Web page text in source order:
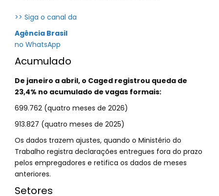
>> Siga o canal da
Agência Brasil
no WhatsApp
Acumulado
De janeiro a abril, o Caged registrou queda de
23,4% no acumulado de vagas formais:
699.762 (quatro meses de 2026)
913.827 (quatro meses de 2025)
Os dados trazem ajustes, quando o Ministério do
Trabalho registra declarações entregues fora do prazo
pelos empregadores e retifica os dados de meses
anteriores.
Setores